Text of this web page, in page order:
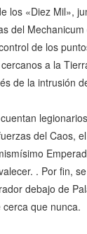
los «Diez Mil»,
del
de los
a la
de la intrusión
del Caos,
. Por fin,
debajo de
que nunca.